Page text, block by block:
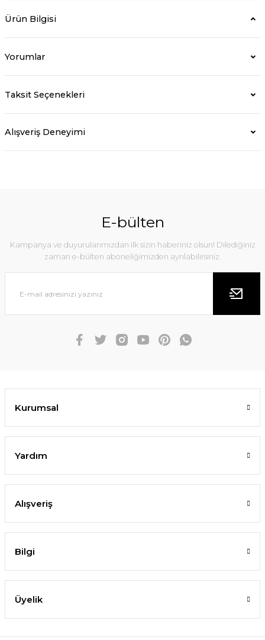
Ürün Bilgisi
Yorumlar
Taksit Seçenekleri
Alışveriş Deneyimi
E-bülten
Kampanya ve duyurularımızdan ilk sizin haberiniz olsun! Dilediğiniz
zaman e-bülten aboneliğimizden ayrılabilirsiniz.
Kurumsal
Yardım
Alışveriş
Bilgi
Üyelik